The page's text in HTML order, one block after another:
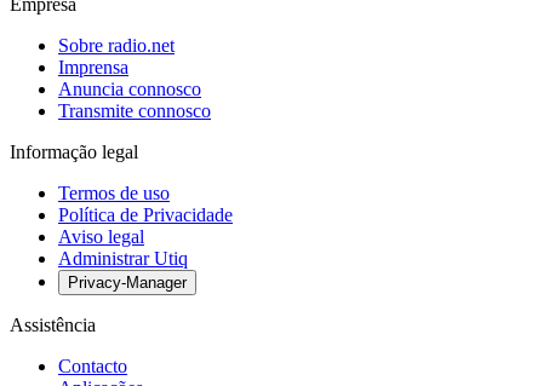
Empresa
Sobre radio.net
Imprensa
Anuncia connosco
Transmite connosco
Informação legal
Termos de uso
Política de Privacidade
Aviso legal
Administrar Utiq
Privacy-Manager
Assistência
Contacto